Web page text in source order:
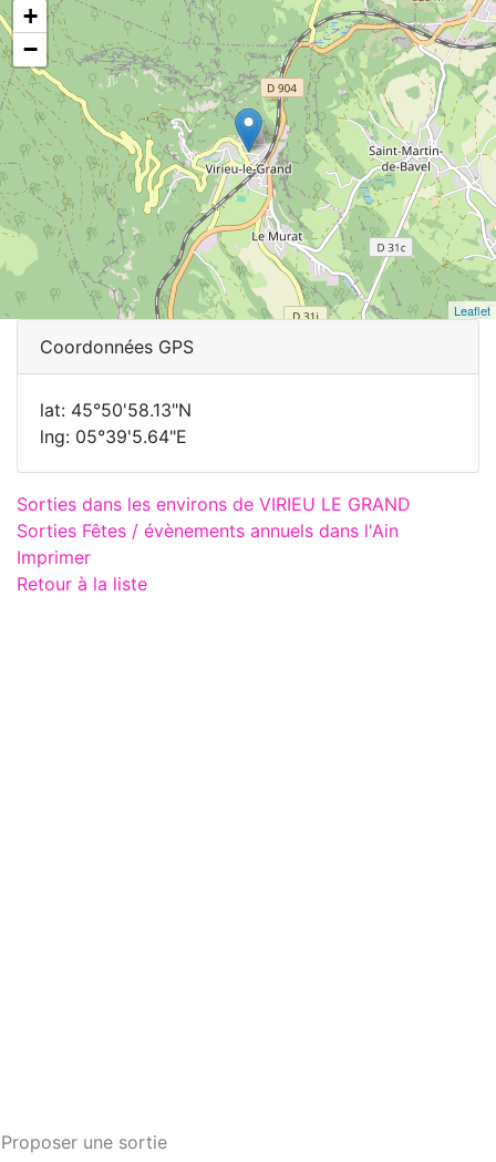
+
−
Leaflet
Coordonnées GPS
lat: 45°50'58.13"N
lng: 05°39'5.64"E
Sorties dans les environs de VIRIEU LE GRAND
Sorties Fêtes / évènements annuels dans l'Ain
Imprimer
Retour à la liste
Proposer une sortie